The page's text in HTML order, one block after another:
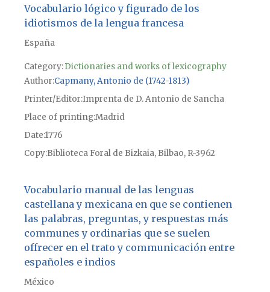
Vocabulario lógico y figurado de los
idiotismos de la lengua francesa
España
Category:Dictionaries and works of lexicography
Author Capmany, Antonio de (1742-1813)
Printer/Editor Imprenta de D. Antonio de Sancha
Place of printingMadrid
Date1776
CopyBiblioteca Foral de Bizkaia, Bilbao, R-3962
Vocabulario manual de las lenguas
castellana y mexicana en que se contienen
las palabras, preguntas, y respuestas más
communes y ordinarias que se suelen
offrecer en el trato y communicación entre
españoles e indios
México